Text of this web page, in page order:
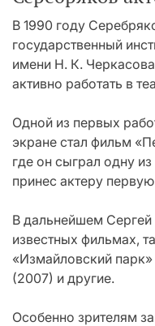
В 1990 году
государственный
имени Н. К. Черкасова
активно работать в
Одной из первых
экране стал фильм
где он сыграл одну
принес актеру
В дальнейшем
известных фильмах,
«Измайловский
(2007) и другие.
Особенно зрителям